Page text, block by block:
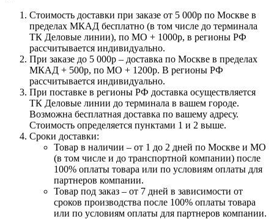
Стоимость доставки при заказе от 5 000р по Москве в
пределах МКАД бесплатно (в том числе до терминала
ТК Деловые линии), по МО + 1000р, в регионы РФ
рассчитывается индивидуально.
При заказе до 5 000р – доставка по Москве в пределах
МКАД + 500р, по МО + 1200р. В регионы РФ
рассчитывается индивидуально.
При поставке в регионы РФ доставка осуществляется
ТК Деловые линии до терминала в вашем городе.
Возможна бесплатная доставка по вашему адресу.
Стоимость определяется пунктами 1 и 2 выше.
Сроки доставки:
Товар в наличии – от 1 до 2 дней по Москве и МО
(в том числе и до транспортной компании) после
100% оплаты товара или по условиям оплаты для
партнеров компании.
Товар под заказ – от 7 дней в зависимости от
сроков производства после 100% оплаты товара
или по условиям оплаты для партнеров компании.